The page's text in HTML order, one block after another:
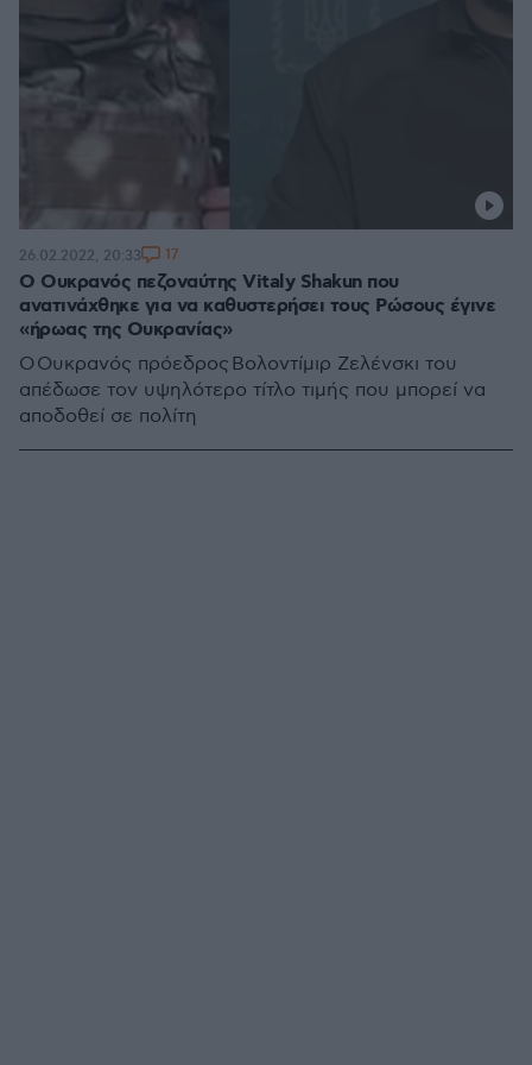
Ο Ουκρανός πεζοναύτης Vitaly Shakun που
ανατινάχθηκε για να καθυστερήσει τους Ρώσους έγινε
«ήρωας της Ουκρανίας»
Ο Ουκρανός πρόεδρος Βολοντίμιρ Ζελένσκι του
απέδωσε τον υψηλότερο τίτλο τιμής που μπορεί να
αποδοθεί σε πολίτη
26.02.2022, 20:33 17